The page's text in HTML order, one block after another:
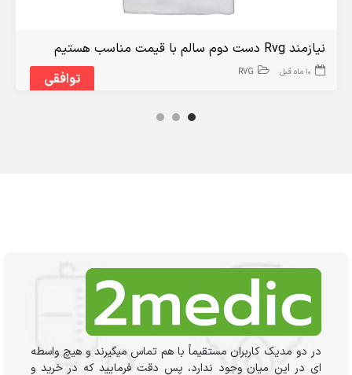
توافقی
نیازمند Rvg دست دوم سالم با قیمت مناسب هستیم
10 ماه قبل RVG
در دو مدیک کاربران مستقیماً با هم تماس میگیرند و هیچ واسطه
ای در این میان وجود ندارد، پس دقت فرمایید که در خرید و